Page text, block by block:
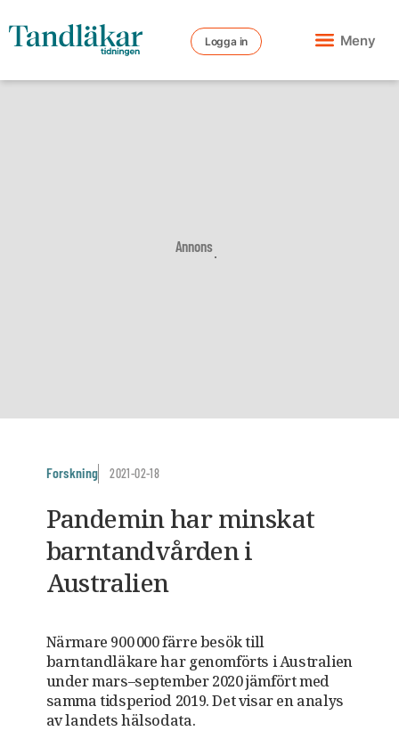
Logga in Meny
Annons
Forskning 2021-02-18
Pandemin har minskat
barntandvården i
Australien
Närmare 900 000 färre besök till
barntandläkare har genomförts i Australien
under mars–september 2020 jämfört med
samma tidsperiod 2019. Det visar en analys
av landets hälsodata.